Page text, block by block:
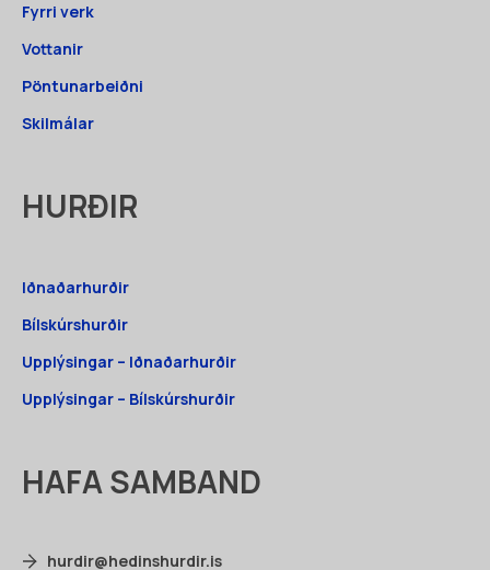
Fyrri verk
Vottanir
Pöntunarbeiðni
Skilmálar
HURÐIR
Iðnaðarhurðir
Bílskúrshurðir
Upplýsingar – Iðnaðarhurðir
Upplýsingar – Bílskúrshurðir
HAFA SAMBAND
hurdir@hedinshurdir.is